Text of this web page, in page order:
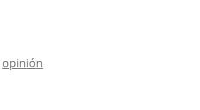
opinión